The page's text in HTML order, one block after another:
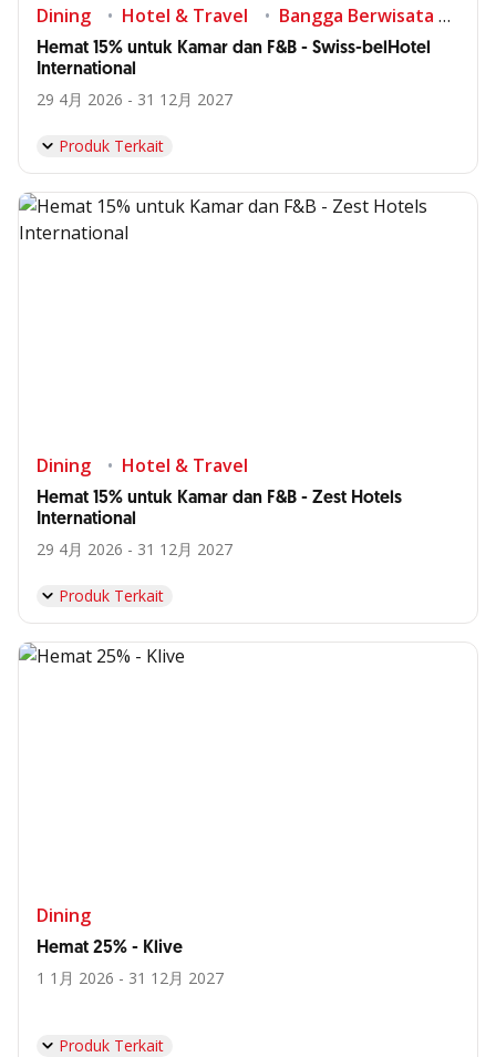
Dining Hotel & Travel Bangga Berwisata di Indonesia
Hemat 15% untuk Kamar dan F&B - Swiss-belHotel
International
29 4月 2026 - 31 12月 2027
Produk Terkait
Dining Hotel & Travel
Hemat 15% untuk Kamar dan F&B - Zest Hotels
International
29 4月 2026 - 31 12月 2027
Produk Terkait
Dining
Hemat 25% - Klive
1 1月 2026 - 31 12月 2027
Produk Terkait